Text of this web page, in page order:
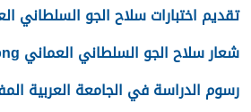
تقديم اختبارات سلاح الجو السلطاني
شعار سلاح الجو السلطاني العماني png بجودة عالية 2026
رسوم الدراسة في الجامعة العربية